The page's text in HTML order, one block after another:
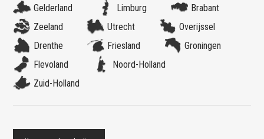
Gelderland Limburg
Brabant
Zeeland
Utrecht
Overijssel
Drenthe
Friesland
Groningen
Flevoland
Noord-Holland
Zuid-Holland